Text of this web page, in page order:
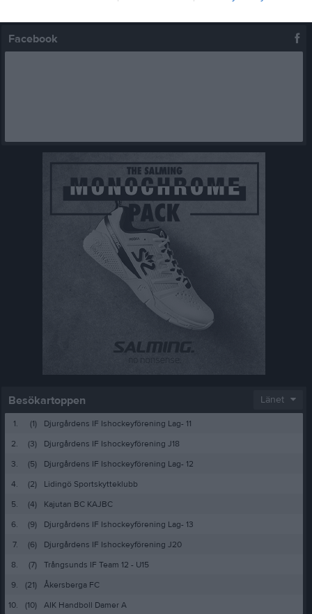
Facebook
Besökartoppen Länet
1. (1)
Djurgårdens IF Ishockeyförening Lag- 11
2.
(3)
Djurgårdens IF Ishockeyförening J18
3.
(5)
Djurgårdens IF Ishockeyförening Lag- 12
4.
(2)
Lidingö Sportskytteklubb
5.
(4)
Kajutan BC KAJBC
6.
(9)
Djurgårdens IF Ishockeyförening Lag- 13
7.
(6)
Djurgårdens IF Ishockeyförening J20
8.
(7)
Trångsunds IF Team 12 - U15
9.
(21)
Åkersberga FC
10.
(10) AIK Handboll Damer A